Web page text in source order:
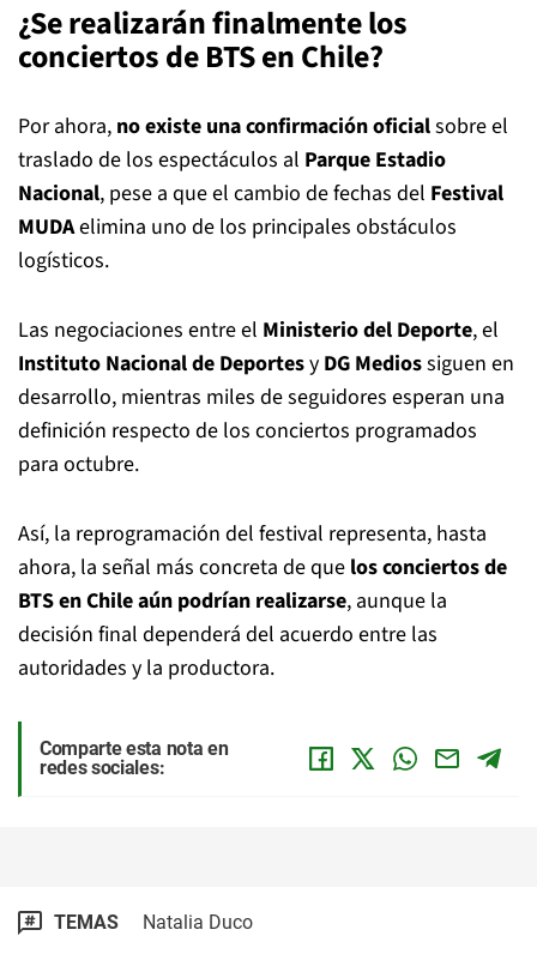
¿Se realizarán finalmente los
conciertos de BTS en Chile?
Por ahora, no existe una confirmación oficialsobre el
traslado de los espectáculos al Parque Estadio
Nacional, pese a que el cambio de fechas del Festival
MUDAelimina uno de los principales obstáculos
logísticos.
Las negociaciones entre el Ministerio del Deporte, el
Instituto Nacional de Deportesy DG Mediossiguen en
desarrollo, mientras miles de seguidores esperan una
definición respecto de los conciertos programados
para octubre.
Así, la reprogramación del festival representa, hasta
ahora, la señal más concreta de que los conciertos de
BTS en Chile aún podrían realizarse, aunque la
decisión final dependerá del acuerdo entre las
autoridades y la productora.
Comparte esta nota en
redes sociales:
TEMAS Natalia Duco